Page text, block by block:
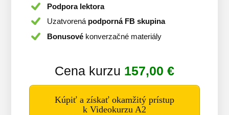
Podpora lektora
Uzatvorená podporná FB skupina
Bonusové konverzačné materiály
Cena kurzu 157,00 €
Kúpiť a získať okamžitý prístup
k Videokurzu A2